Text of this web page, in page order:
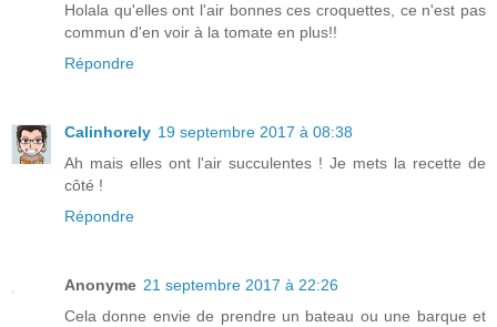
Holala qu'elles ont l'air bonnes ces croquettes, ce n'est pas
commun d'en voir à la tomate en plus!!
Répondre
Calinhorely 19 septembre 2017 à 08:38
Ah mais elles ont l'air succulentes ! Je mets la recette de
côté !
Répondre
Anonyme 21 septembre 2017 à 22:26
Cela donne envie de prendre un bateau ou une barque et